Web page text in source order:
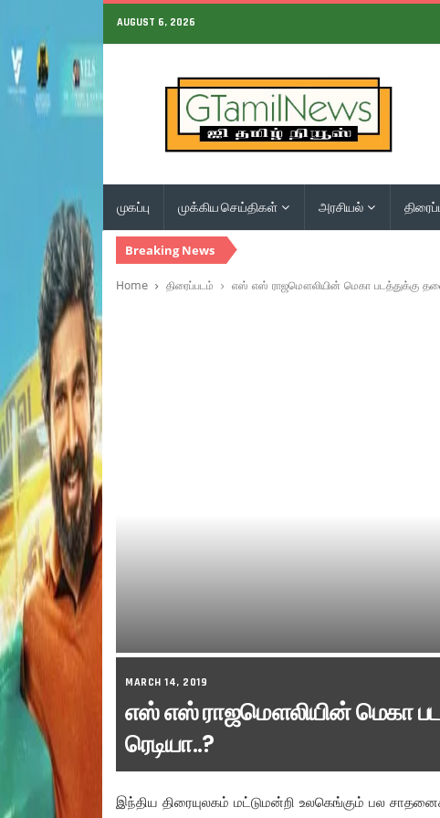
AUGUST 6, 2026
முகப்பு முக்கிய செய்திகள் அரசியல்
Breaking News
Home திரைப்படம் எஸ் எஸ் ராஜமௌலியின் மெகா படத்துக்கு
MARCH 14, 2019
எஸ் எஸ் ராஜமௌலியின் மெகா
ரெடியா..?
இந்திய திரையுலகம் மட்டுமன்றி உலகெங்கும் பல